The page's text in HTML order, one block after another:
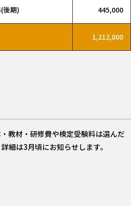
後期) 445,000
1,212,000
教材・研修費や検定受験料は選んだ
細は3月頃にお知らせします。